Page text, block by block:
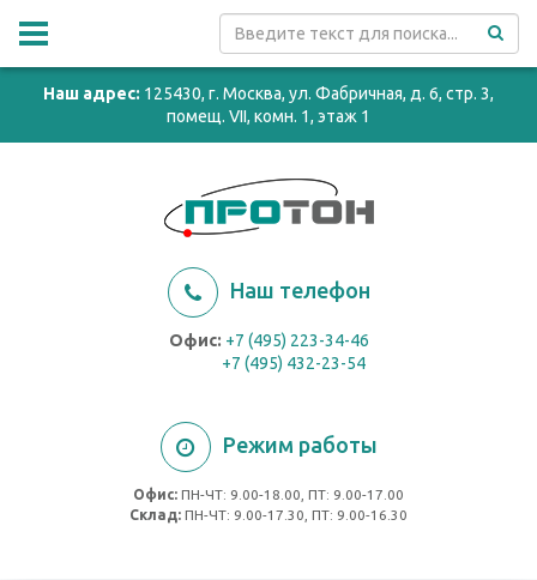
Наш адрес: 125430, г. Москва, ул. Фабричная, д. 6, стр. 3,
помещ. VII, комн. 1, этаж 1
Наш телефон
Офис: +7 (495) 223-34-46
+7 (495) 432-23-54
Режим работы
Офис: ПН-ЧТ: 9.00-18.00, ПТ: 9.00-17.00
Cклад: ПН-ЧТ: 9.00-17.30, ПТ: 9.00-16.30